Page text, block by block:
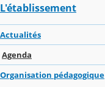
L'établissement
Actualités
Agenda
Organisation pédagogique